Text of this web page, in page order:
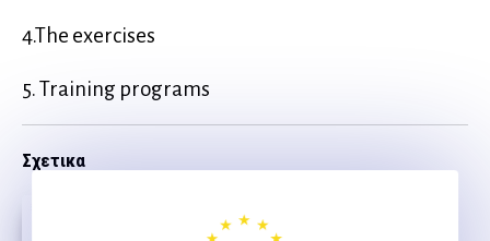
4.The exercises
5. Training programs
Σχετικα